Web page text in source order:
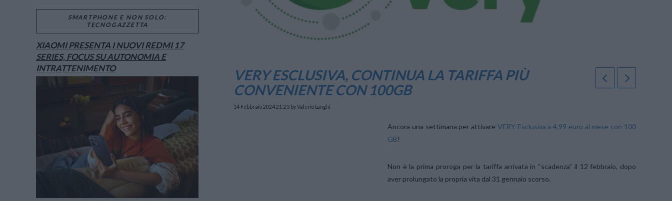
VERY ESCLUSIVA, CONTINUA LA TARIFFA PIÙ
CONVENIENTE CON 100GB
14 Febbraio 2024 21:23 by Valerio Longhi
Ancora una settimana per attivare VERY Esclusiva a 4,99 euro al mese con 100
GB!
Non è la prima proroga per la tariffa arrivata in “scadenza” il 12 febbraio, dopo
aver prolungato la propria vita dal 31 gennaio scorso.
SMARTPHONE E NON SOLO:
TECNOGAZZETTA
XIAOMI PRESENTA I NUOVI REDMI 17
SERIES, FOCUS SU AUTONOMIA E
INTRATTENIMENTO